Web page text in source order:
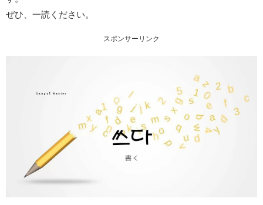
ぜひ、一読ください。
スポンサーリンク